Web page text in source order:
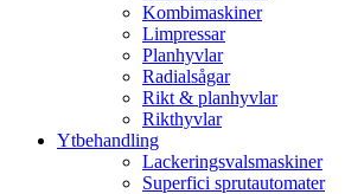
Kombimaskiner
Limpressar
Planhyvlar
Radialsågar
Rikt & planhyvlar
Rikthyvlar
Ytbehandling
Lackeringsvalsmaskiner
Superfici sprutautomater